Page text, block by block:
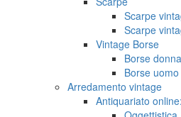
Scarpe
Scarpe
Vintage Borse
Borse
Borse uomo
Arredamento vintage
Antiquariato